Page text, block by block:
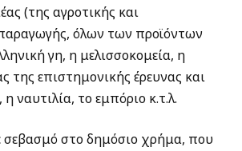
(της αγροτικής και
όλων των προϊόντων
γη, η μελισσοκομεία, η
της επιστημονικής έρευνας και
η ναυτιλία, το εμπόριο κ.τ.λ.
σεβασμό στο δημόσιο χρήμα, που